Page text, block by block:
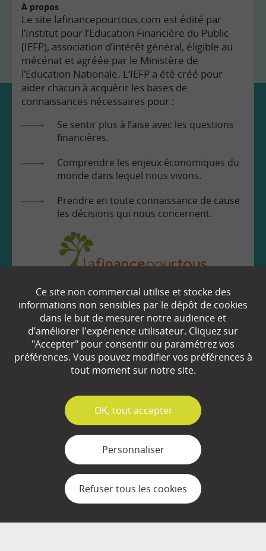
À propos
Le site lafinancepourtous.com est édité par
l’Institut pour l’Education Financière du Public
(IEFP), association d’intérêt général, éligible au
mécénat et agréée par le Ministère de
l’Education Nationale. L’IEFP a été créé pour
aider chacun à acquérir les bases de
connaissances nécessaires pour :
Se sentir plus à l’aise avec les questions
financières.
Comprendre les enjeux économiques du
monde dans lequel nous vivons.
Prendre en toute connaissance de cause
les décisions qui nous concernent.
EN SAVOIR
Qui sommes-nous ?
Partenaires
Plan du site
Mentions légales
Gestion des cookies
Ce site non commercial utilise et stocke des
informations non sensibles par le dépôt de cookies
dans le but de mesurer notre audience et
d’améliorer l'expérience utilisateur. Cliquez sur
"Accepter" pour consentir ou paramétrez vos
préférences. Vous pouvez modifier vos préférences à
tout moment sur notre site.
✓
OK, tout accepter
Personnaliser
Refuser tous les cookies